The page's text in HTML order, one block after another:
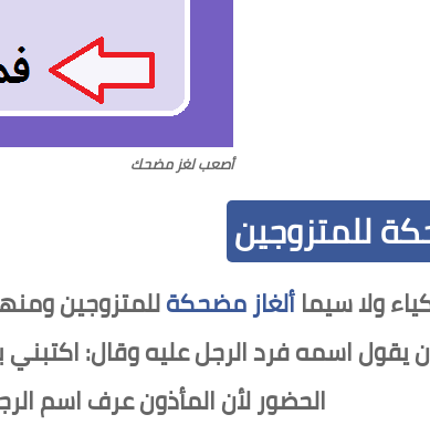
أصعب لغز مضحك
للمتزوجين
ولا سيماألغاز مضحكةللمتزوجين
يقول اسمه فرد الرجل عليه وقال:
الحضور لأن المأذون عرف اسم